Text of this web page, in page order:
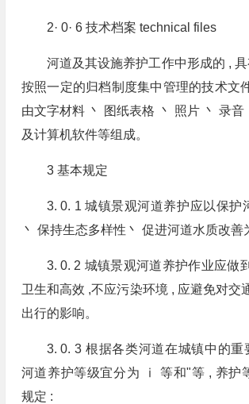
2· 0· 6 技术档案 technical files
河道及其设施养护工作中形成的 ,
按照一定的归档制度集中管理的技术文
由文字材料 丶 图纸表格 丶 照片 丶 录音
及计算机软件等组成。
3 基本规定
3. 0. 1 城镇景观河道养护应以保护
丶 保持生态多样性丶 促进河道水质改善
3. 0. 2 城镇景观河道养护作业应做
卫生和高效 ,不应污染环境 , 应避免对交
出行的影响。
3. 0. 3 根据各类河道在城镇中的重
河道养护等级宜分为 ⅰ 等和"等 , 养护
规定 :